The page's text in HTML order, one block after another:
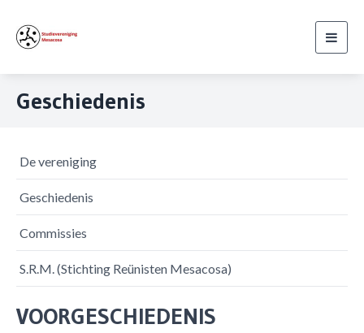
Geschiedenis
De vereniging
Geschiedenis
Commissies
S.R.M. (Stichting Reünisten Mesacosa)
VOORGESCHIEDENIS